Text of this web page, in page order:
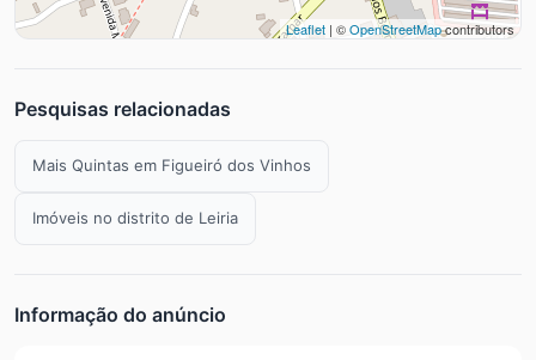
Leaflet | ©OpenStreetMapcontributors
Pesquisas relacionadas
Mais Quintas em Figueiró dos Vinhos
Imóveis no distrito de Leiria
Informação do anúncio